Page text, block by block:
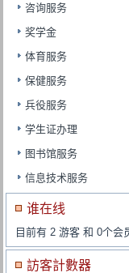
咨询服务
奖学金
体育服务
保健服务
兵役服务
学生证办理
图书馆服务
信息技术服务
谁在线
目前有 2 游客 和 0个会
訪客計數器